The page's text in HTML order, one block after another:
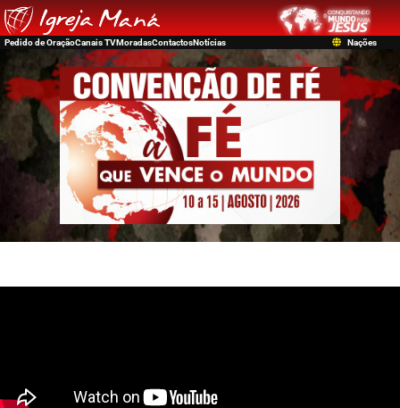
Pedido de OraçãoCanais TVMoradasContactosNotícias Nações